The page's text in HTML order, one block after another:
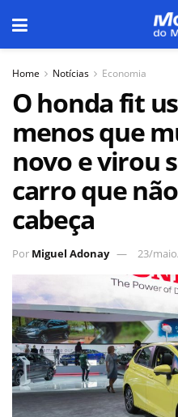
Home Notícias Economia
O honda fit
menos que
novo e virou
carro que
cabeça
Por Miguel Adonay 23/